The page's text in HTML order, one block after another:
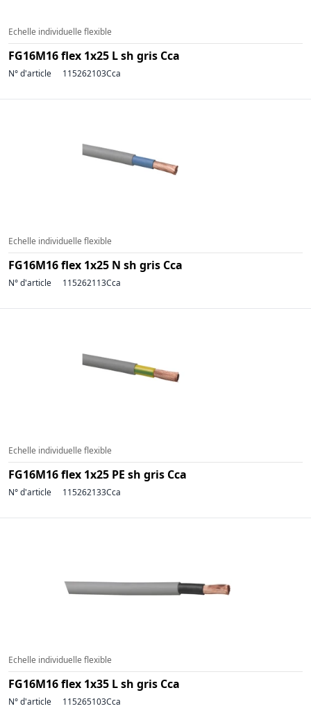
Echelle individuelle flexible
FG16M16 flex 1x25 L sh gris Cca
N° d'article 115262103Cca
Echelle individuelle flexible
FG16M16 flex 1x25 N sh gris Cca
N° d'article 115262113Cca
Echelle individuelle flexible
FG16M16 flex 1x25 PE sh gris Cca
N° d'article 115262133Cca
Echelle individuelle flexible
FG16M16 flex 1x35 L sh gris Cca
N° d'article 115265103Cca